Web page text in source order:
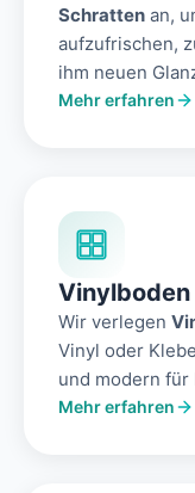
Schratten an,
aufzufrischen,
ihm neuen
Mehr erfahren
Wir verlegen
Vinyl oder
und modern für
Mehr erfahren